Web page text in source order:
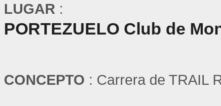
LUGAR :
PORTEZUELO Club de
CONCEPTO : Carrera de TRAIL